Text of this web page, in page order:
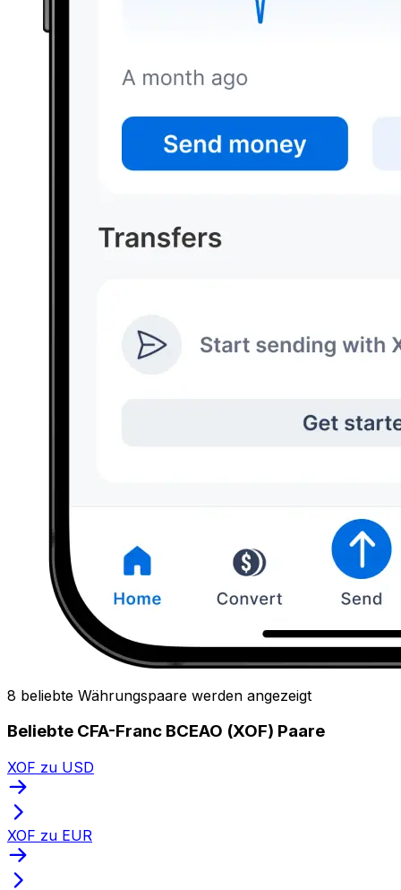
8 beliebte Währungspaare werden angezeigt
Beliebte CFA-Franc BCEAO (XOF) Paare
XOF zu USD
XOF zu EUR